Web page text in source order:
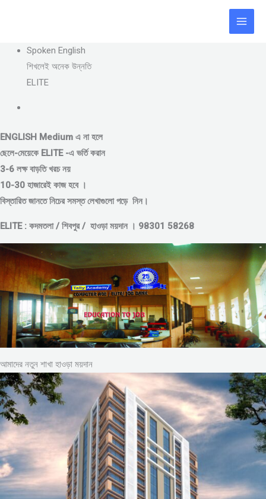
Spoken English
শিখলেই অনেক উন্নতি
ELITE
ENGLISH Medium এ না হলে
ছেলে-মেয়েকে ELITE -এ ভর্তি করান
3-6 লক্ষ বাড়তি খরচ নয়
10-30 হাজারেই কাজ হবে ।
বিস্তারিত জানতে নিচের সমস্ত লেখাগুলো পড়ে নিন।
ELITE : কদমতলা / শিবপুর / হাওড়া ময়দান । 98301 58268
আমাদের নতুন শাখা হাওড়া ময়দান